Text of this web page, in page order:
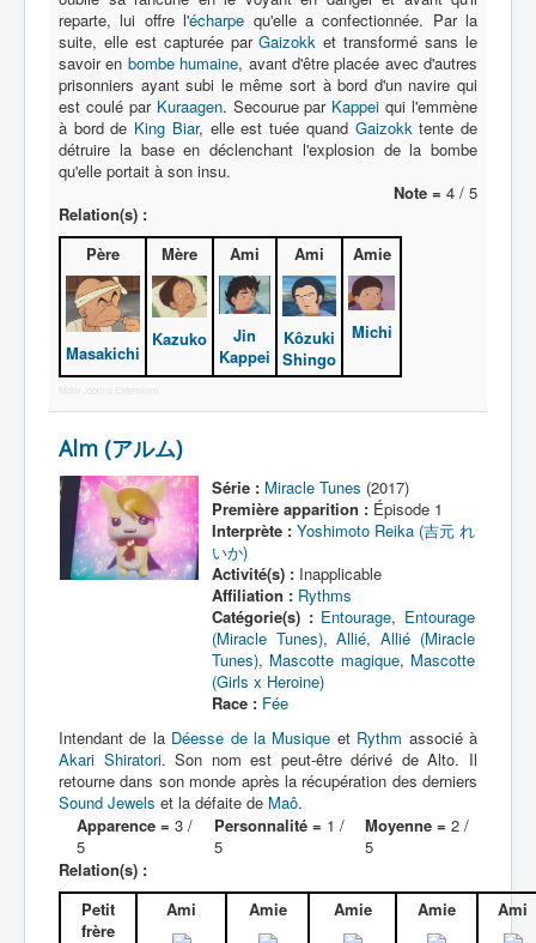
Équipement
Mecha
Objet
Lieu
Épisode
Référence
Fanservice
Générique
Protagoniste
Autre
Animal
Nom
Catégorie
Activité
All
reparte, lui offre l'écharpe qu'elle a confectionnée. Par la
suite, elle est capturée parGaizokk et transformé sans le
savoir en bombe humaine, avant d'être placée avec d'autres
prisonniers ayant subi le même sort à bord d'un navire qui
est coulé par Kuraagen. Secourue par Kappei qui l'emmène
à bord de King Biar, elle est tuée quand Gaizokktente de
détruire la base en déclenchant l'explosion de la bombe
qu'elle portait à son insu.
Note = 4 / 5
Relation(s) :
Père
Masakichi
Mère
Kazuko
Ami
Jin
Kappei
Ami
Kôzuki
Shingo
Amie
Michi
More Joomla Extensions
Alm (アルム)
Série : Miracle Tunes (2017)
Première apparition :Épisode 1
Interprète : Yoshimoto Reika (吉元 れ
いか)
Activité(s) :Inapplicable
Affiliation : Rythms
Catégorie(s) : Entourage, Entourage
(Miracle Tunes),Allié,Allié (Miracle
Tunes), Mascotte magique, Mascotte
(Girls x Heroine)
Race : Fée
Intendant de la Déesse de la Musique et Rythm associé à
Akari Shiratori. Son nom est peut-être dérivé de Alto. Il
retourne dans son monde après la récupération des derniers
Sound Jewels et la défaite de Maô.
Apparence = 3 /
5
Personnalité = 1 /
5
Moyenne = 2 /
5
Relation(s) :
Petit
frère
Ami Amie Amie Amie Ami